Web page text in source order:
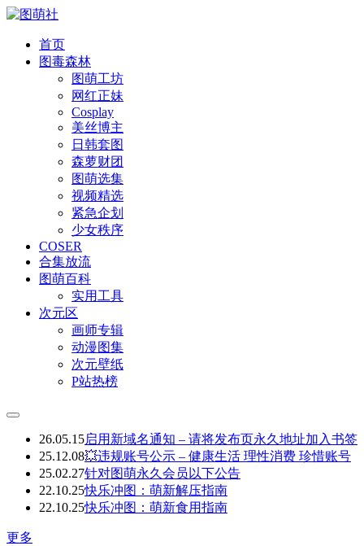
首页
图毒森林
图萌工坊
网红正妹
Cosplay
美丝博主
日韩套图
森萝财团
图萌选集
视频精选
紧急企划
少女秩序
COSER
合集放流
图萌百科
实用工具
次元区
画师专辑
动漫图集
次元壁纸
P站热榜
26.05.15启用新域名通知 – 请将发布页永久地址加入书签
25.12.08💥违规账号公示 – 健康生活 理性消费 珍惜账号
25.02.27针对图萌永久会员以下公告
22.10.25快乐冲图：萌新解压指南
22.10.25快乐冲图：萌新食用指南
更多